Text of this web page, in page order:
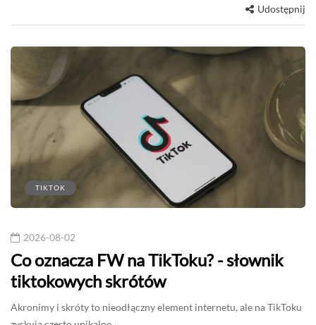
Udostępnij
TIKTOK
2026-08-02
Co oznacza FW na TikToku? - słownik
tiktokowych skrótów
Akronimy i skróty to nieodłączny element internetu, ale na TikToku